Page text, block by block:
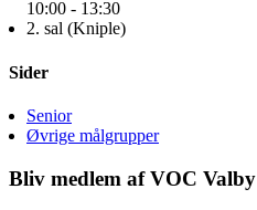
10:00 - 13:30
2. sal (Kniple)
Sider
Senior
Øvrige målgrupper
Bliv medlem af VOC Valby